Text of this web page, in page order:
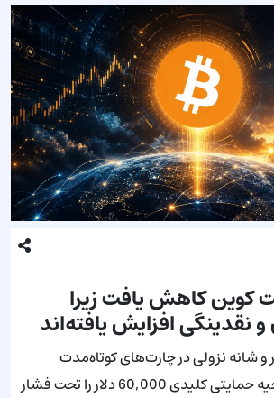
کوین کاهش یافت زیرا
نقدینگی افزایش یافته‌اند
و شانه نزولی در چارت‌های کوتاه‌مدت
شکسته است، که ناحیه حمایتی کلیدی 60,000 دلار را تحت فشار